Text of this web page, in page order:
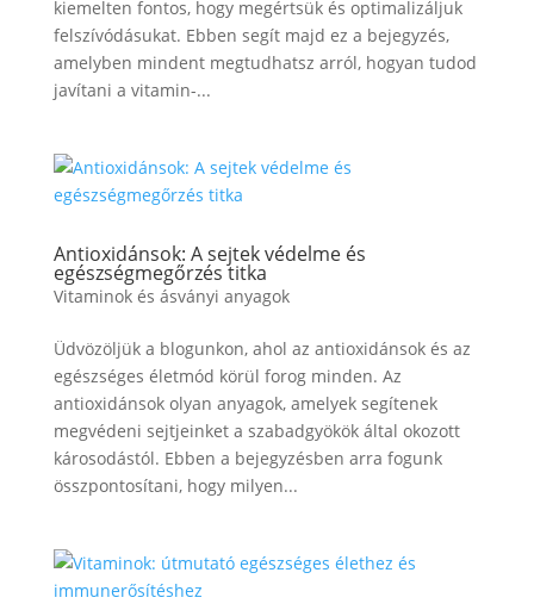
kiemelten fontos, hogy megértsük és optimalizáljuk
felszívódásukat. Ebben segít majd ez a bejegyzés,
amelyben mindent megtudhatsz arról, hogyan tudod
javítani a vitamin-...
Antioxidánsok: A sejtek védelme és
egészségmegőrzés titka
Vitaminok és ásványi anyagok
Üdvözöljük a blogunkon, ahol az antioxidánsok és az
egészséges életmód körül forog minden. Az
antioxidánsok olyan anyagok, amelyek segítenek
megvédeni sejtjeinket a szabadgyökök által okozott
károsodástól. Ebben a bejegyzésben arra fogunk
összpontosítani, hogy milyen...